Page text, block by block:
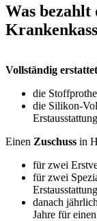
Was bezahlt
Vollständig erstattet
die
die Silikon-
Einen Zuschuss in
für zwei
für zwei
Erstausstattung
danach
Jahre für